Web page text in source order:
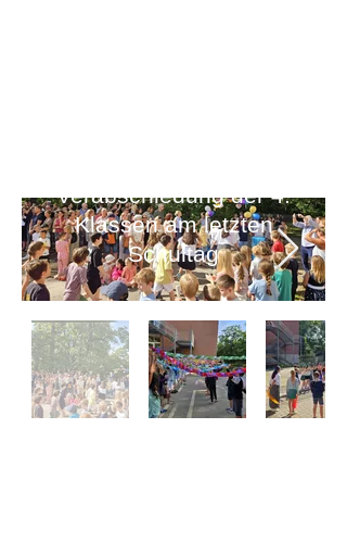
Verabschiedung der 4.
Klassen am letzten
Schultag